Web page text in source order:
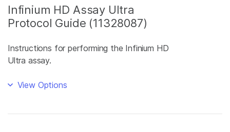
Infinium HD Assay Ultra
Protocol Guide (11328087)
Instructions for performing the Infinium HD
Ultra assay.
View Options